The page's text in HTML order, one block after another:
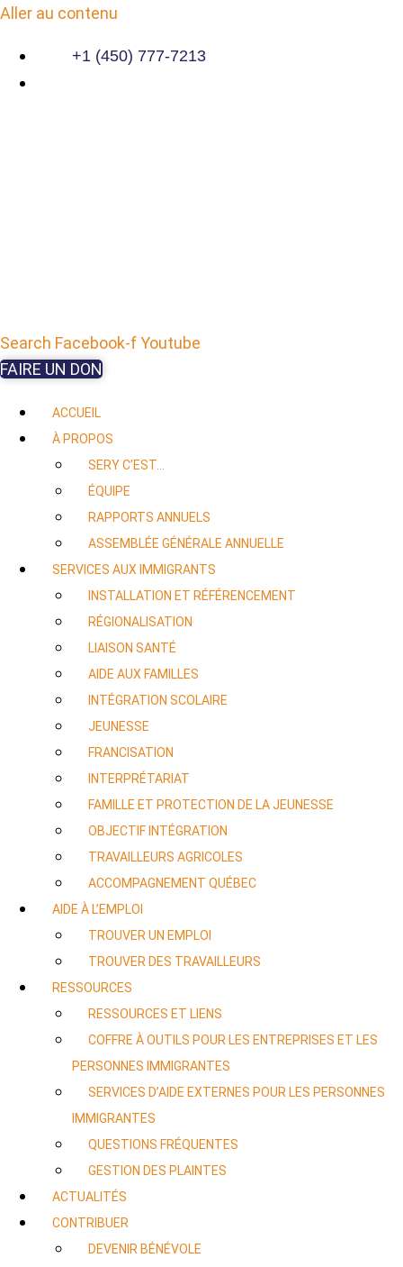
Aller au contenu
+1 (450) 777-7213
Search Facebook-fYoutube
FAIRE UN DON
ACCUEIL
À PROPOS
SERY C’EST…
ÉQUIPE
RAPPORTS ANNUELS
ASSEMBLÉE GÉNÉRALE ANNUELLE
SERVICES AUX IMMIGRANTS
INSTALLATION ET RÉFÉRENCEMENT
RÉGIONALISATION
LIAISON SANTÉ
AIDE AUX FAMILLES
INTÉGRATION SCOLAIRE
JEUNESSE
FRANCISATION
INTERPRÉTARIAT
FAMILLE ET PROTECTION DE LA JEUNESSE
OBJECTIF INTÉGRATION
TRAVAILLEURS AGRICOLES
ACCOMPAGNEMENT QUÉBEC
AIDE À L’EMPLOI
TROUVER UN EMPLOI
TROUVER DES TRAVAILLEURS
RESSOURCES
RESSOURCES ET LIENS
COFFRE À OUTILS POUR LES ENTREPRISES ET LES
PERSONNES IMMIGRANTES
SERVICES D’AIDE EXTERNES POUR LES PERSONNES
IMMIGRANTES
QUESTIONS FRÉQUENTES
GESTION DES PLAINTES
ACTUALITÉS
CONTRIBUER
DEVENIR BÉNÉVOLE